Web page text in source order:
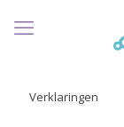
Verklaringen